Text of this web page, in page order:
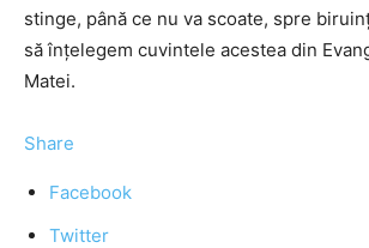
stinge, până ce nu va scoate, spre
să înţelegem cuvintele acestea din
Matei.
Share
Facebook
Twitter